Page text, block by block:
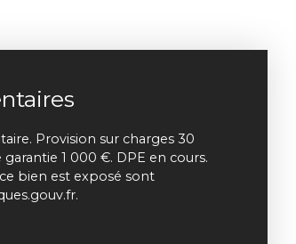
Provision sur charges 30
1 000 €. DPE en cours.
bien est exposé sont